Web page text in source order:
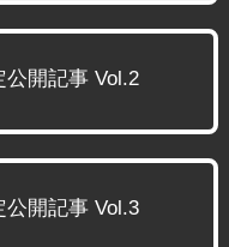
公開記事 Vol.2
公開記事 Vol.3